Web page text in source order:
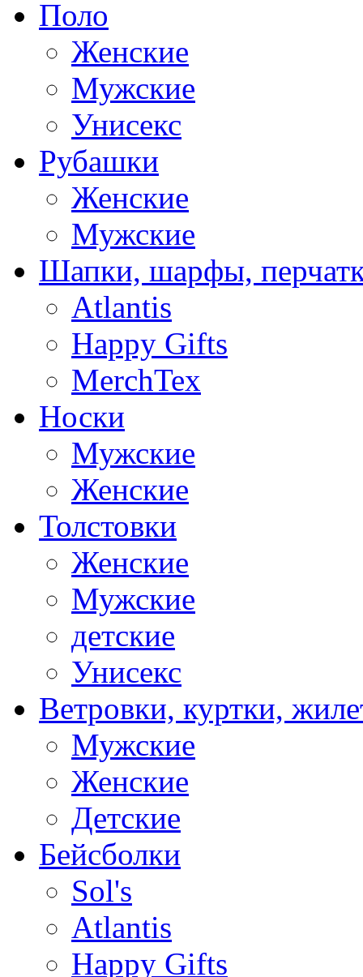
Поло
Женские
Мужские
Унисекс
Рубашки
Женские
Мужские
Шапки, шарфы,
Atlantis
Happy Gifts
MerchTex
Носки
Мужские
Женские
Толстовки
Женские
Мужские
детские
Унисекс
Ветровки, куртки,
Мужские
Женские
Детские
Бейсболки
Sol's
Atlantis
Happy Gifts